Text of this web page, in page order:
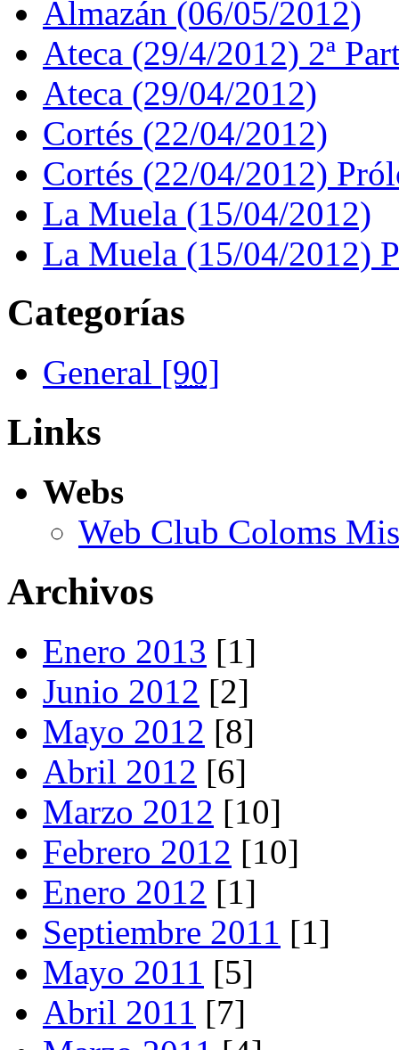
Almazán (06/05/2012)
Ateca (29/4/2012) 2ª
Ateca (29/04/2012)
Cortés (22/04/2012)
Cortés (22/04/2012)
La Muela (15/04/2012)
La Muela (15/04/2012)
Categorías
General [90]
Links
Webs
Web Club Coloms
Archivos
Enero 2013 [1]
Junio 2012 [2]
Mayo 2012 [8]
Abril 2012 [6]
Marzo 2012 [10]
Febrero 2012 [10]
Enero 2012 [1]
Septiembre 2011 [1]
Mayo 2011 [5]
Abril 2011 [7]